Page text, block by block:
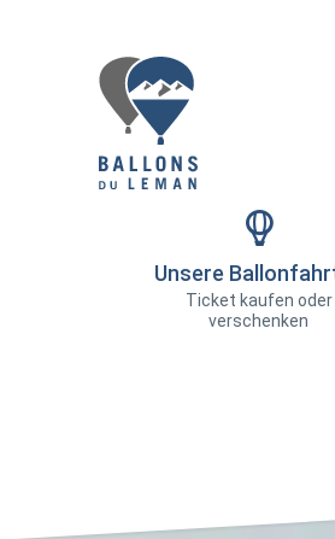
Unsere
Ticket kaufen oder
verschenken